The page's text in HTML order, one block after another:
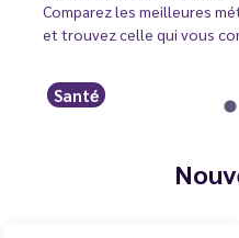
Comparez les meilleures
et trouvez celle qui vous
Santé